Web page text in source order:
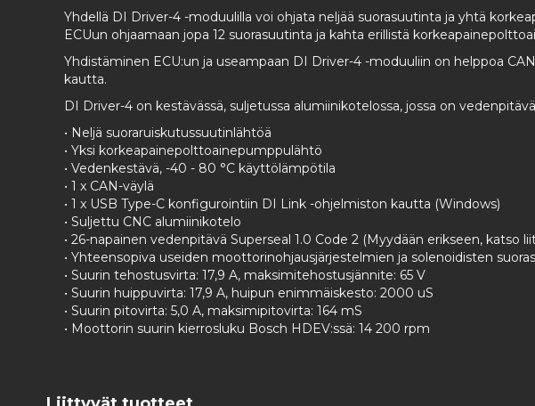
Yhdellä DI Driver-4 -moduulilla voi ohjata neljää suorasuutinta ja yhtä
ECUun ohjaamaan jopa 12 suorasuutinta ja kahta erillistä
Yhdistäminen ECU:un ja useampaan DI Driver-4 -moduuliin on helppoa
kautta.
DI Driver-4 on kestävässä, suljetussa alumiinikotelossa, jossa on
• Neljä suoraruiskutussuutinlähtöä
• Yksi korkeapainepolttoainepumppulähtö
• Vedenkestävä, -40 - 80 °C käyttölämpötila
• 1 x CAN-väylä
• 1 x USB Type-C konfigurointiin DI Link -ohjelmiston kautta (Windows)
• Suljettu CNC alumiinikotelo
• 26-napainen vedenpitävä Superseal 1.0 Code 2 (Myydään erikseen, katso
• Yhteensopiva useiden moottorinohjausjärjestelmien ja solenoidisten
• Suurin tehostusvirta: 17,9 A, maksimitehostusjännite: 65 V
• Suurin huippuvirta: 17,9 A, huipun enimmäiskesto: 2000 uS
• Suurin pitovirta: 5,0 A, maksimipitovirta: 164 mS
• Moottorin suurin kierrosluku Bosch HDEV:ssä: 14 200 rpm